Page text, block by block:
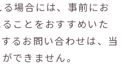
場合には、事前にお
ことをおすすめいた
るお問い合わせは、当
できません。